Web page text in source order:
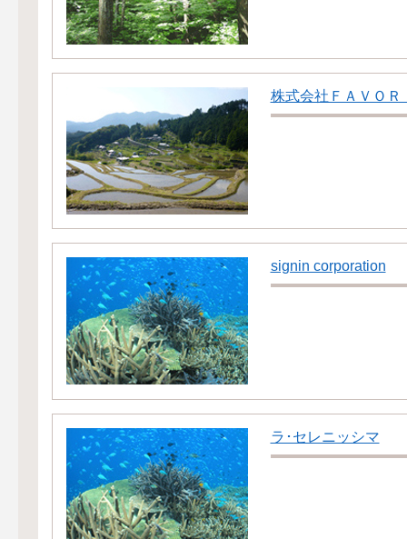
株式会社ＦＡＶＯＲ
signin corporation
ラ･セレニッシマ